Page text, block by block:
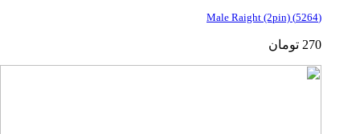
(5264) Male Raight (2pin)
270 تومان